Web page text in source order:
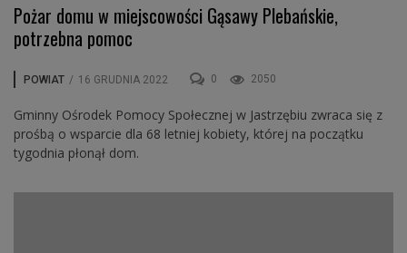
Pożar domu w miejscowości Gąsawy Plebańskie,
potrzebna pomoc
POWIAT / 16 GRUDNIA 2022 0 2050
Gminny Ośrodek Pomocy Społecznej w Jastrzębiu zwraca się z
prośbą o wsparcie dla 68 letniej kobiety, której na początku
tygodnia płonął dom.